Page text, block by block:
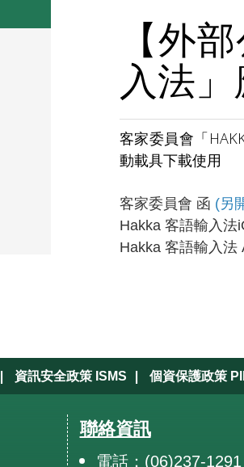
【外
入法
客家委員會「
動載具下載使用
客家委員會 函 (另
Hakka 客語輸入法
Hakka 客語輸入法
| 資訊安全政策 ISMS | 個資保護政策
聯絡資訊
電話：(06)237-1291